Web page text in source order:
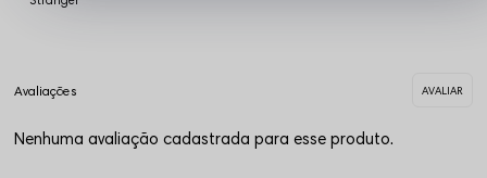
Nenhuma avaliação cadastrada para esse produto.